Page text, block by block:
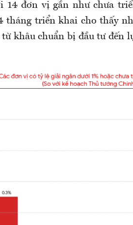
14 đơn vị gần như chưa
tháng triển khai cho thấy
khâu chuẩn bị đầu tư đến